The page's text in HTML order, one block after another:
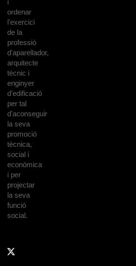
ordenar
l'exercici
de la
professió
d'aparellador,
arquitecte
tècnic i
enginyer
d'edificació
per tal
d'aconseguir
la seva
promoció
tècnica,
social i
econòmica
i per
projectar
la seva
funció
social.